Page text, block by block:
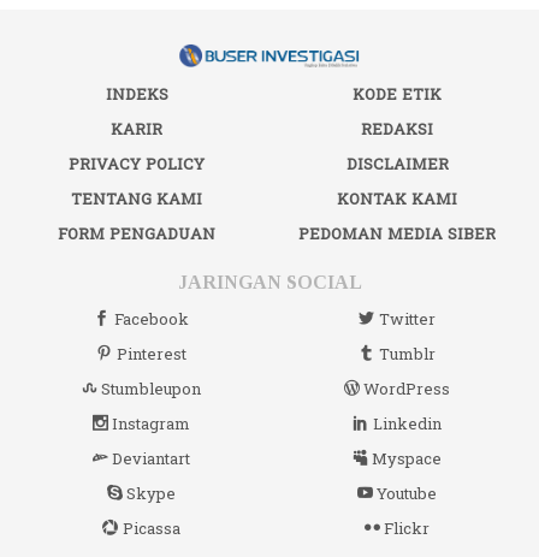
INDEKS
KODE ETIK
KARIR
REDAKSI
PRIVACY POLICY
DISCLAIMER
TENTANG KAMI
KONTAK KAMI
FORM PENGADUAN
PEDOMAN MEDIA SIBER
JARINGAN SOCIAL
Facebook
Twitter
Pinterest
Tumblr
Stumbleupon
WordPress
Instagram
Linkedin
Deviantart
Myspace
Skype
Youtube
Picassa
Flickr